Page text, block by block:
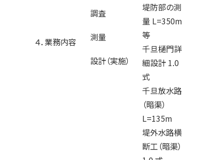
４．業務内容
調査
測量
設計（実施）
堤防部の測
量 L=350m
等
千旦樋門詳
細設計 1.0
式
千旦放水路
（暗渠）
L=135m
堤外水路横
断工（暗渠）